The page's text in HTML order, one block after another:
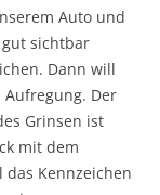
Auto und
sichtbar
Dann will
Der
Grinsen ist
mit dem
Kennzeichen